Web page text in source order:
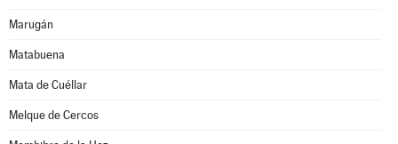
Marugán
Matabuena
Mata de Cuéllar
Melque de Cercos